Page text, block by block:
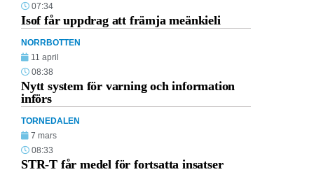
07:34
Isof får uppdrag att främja meänkieli
NORRBOTTEN
11 april
08:38
Nytt system för varning och information
införs
TORNEDALEN
7 mars
08:33
STR-T får medel för fortsatta insatser